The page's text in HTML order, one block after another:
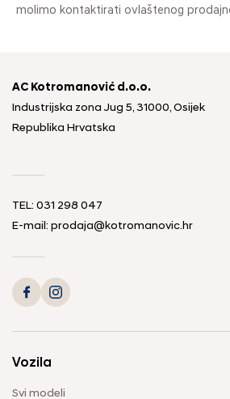
molimo kontaktirati ovlaštenog
AC Kotromanović d.o.o.
Industrijska zona Jug 5, 31000, Osijek
Republika Hrvatska
TEL: 031 298 047
E-mail: prodaja@kotromanovic.hr
Vozila
Svi modeli